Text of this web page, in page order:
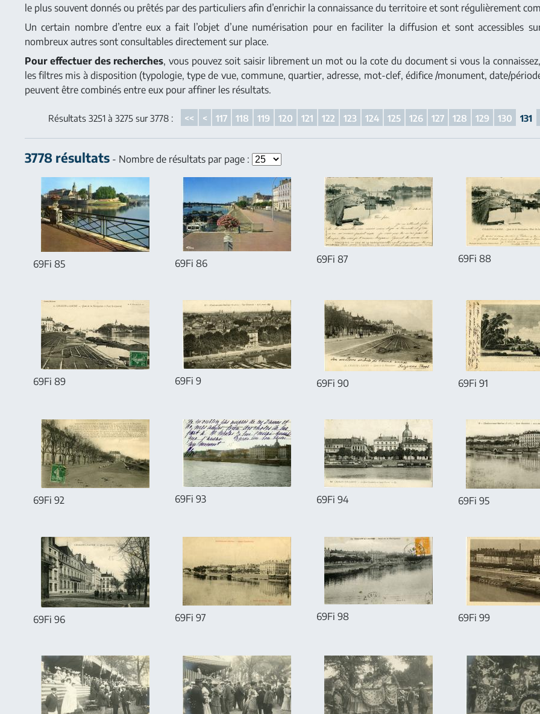
le plus souvent donnés ou prêtés par des particuliers afin d’enrichir la connaissance du territoire et sont régulièrement
Un certain nombre d’entre eux a fait l’objet d’une numérisation pour en faciliter la diffusion et sont accessibles
nombreux autres sont consultables directement sur place.
Pour effectuer des recherches, vous pouvez soit saisir librement un mot ou la cote du document si vous la
les filtres mis à disposition (typologie, type de vue, commune, quartier, adresse, mot-clef, édifice /monument, date/
peuvent être combinés entre eux pour affiner les résultats.
Résultats 3251 à 3275 sur 3778 : << < 117 118 119 120 121 122 123 124 125 126 127 128 129 130 131
3778 résultats- Nombre de résultats par page :
69Fi 85 69Fi 86 69Fi 87 69Fi 88
69Fi 89 69Fi 9 69Fi 90 69Fi 91
69Fi 92 69Fi 93 69Fi 94 69Fi 95
69Fi 96 69Fi 97 69Fi 98 69Fi 99